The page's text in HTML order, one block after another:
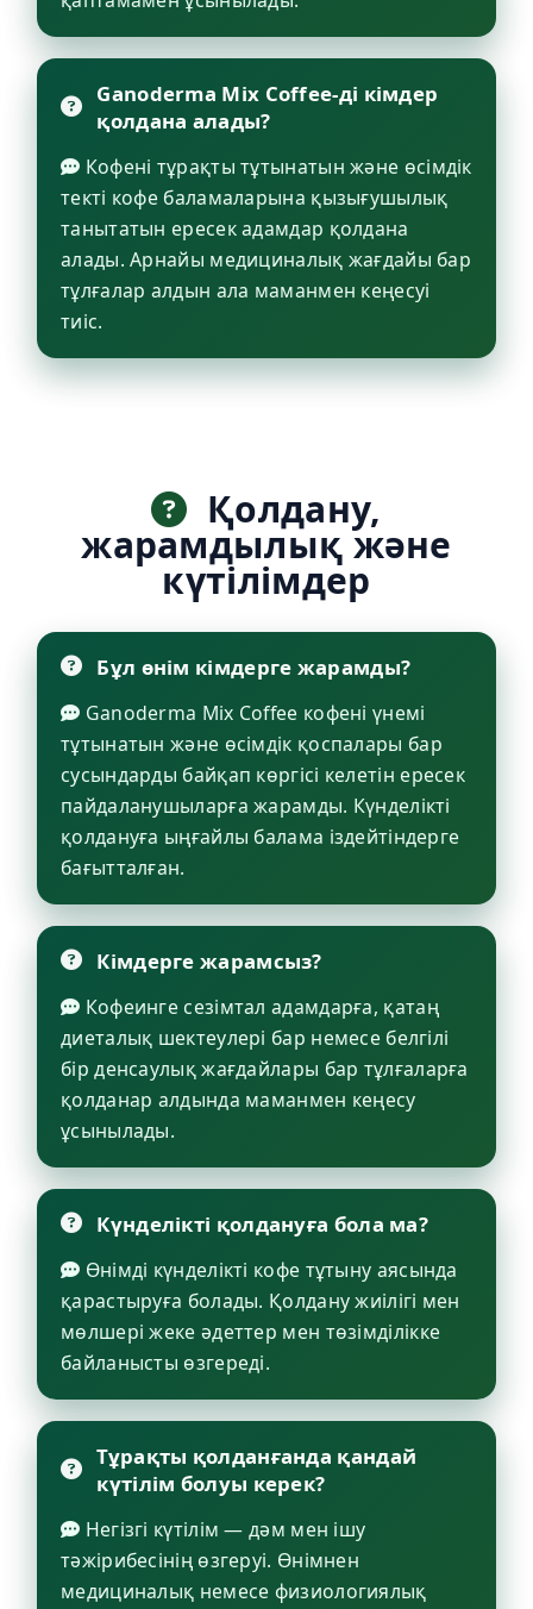
Ganoderma Mix Coffee-ді кімдер
қолдана алады?
Кофені тұрақты тұтынатын және өсімдік
текті кофе баламаларына қызығушылық
танытатын ересек адамдар қолдана
алады. Арнайы медициналық жағдайы бар
тұлғалар алдын ала маманмен кеңесуі
тиіс.
Қолдану,
жарамдылық және
күтілімдер
Бұл өнім кімдерге жарамды?
Ganoderma Mix Coffee кофені үнемі
тұтынатын және өсімдік қоспалары бар
сусындарды байқап көргісі келетін ересек
пайдаланушыларға жарамды. Күнделікті
қолдануға ыңғайлы балама іздейтіндерге
бағытталған.
Кімдерге жарамсыз?
Кофеинге сезімтал адамдарға, қатаң
диеталық шектеулері бар немесе белгілі
бір денсаулық жағдайлары бар тұлғаларға
қолданар алдында маманмен кеңесу
ұсынылады.
Күнделікті қолдануға бола ма?
Өнімді күнделікті кофе тұтыну аясында
қарастыруға болады. Қолдану жиілігі мен
мөлшері жеке әдеттер мен төзімділікке
байланысты өзгереді.
Тұрақты қолданғанда қандай
күтілім болуы керек?
Негізгі күтілім — дәм мен ішу
тәжірибесінің өзгеруі. Өнімнен
медициналық немесе физиологиялық